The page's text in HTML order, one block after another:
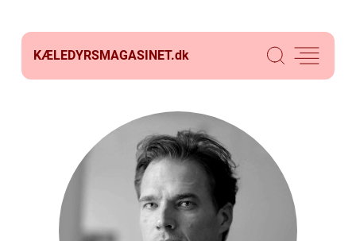
KÆLEDYRSMAGASINET.dk